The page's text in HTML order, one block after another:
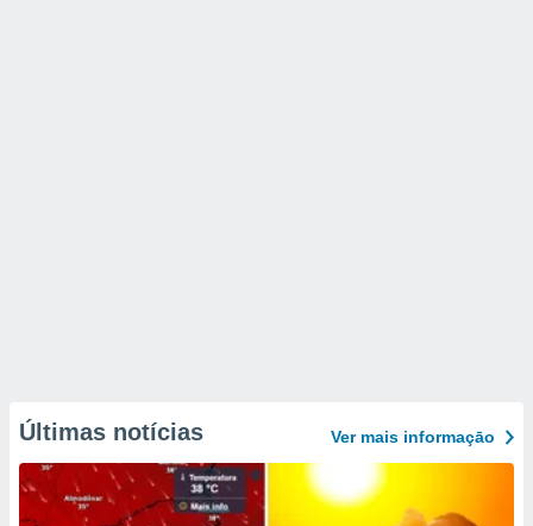
Últimas notícias Ver mais informaçāo